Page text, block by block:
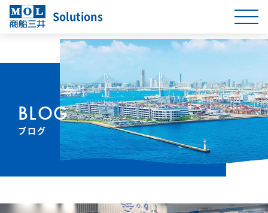
Solutions
BLOG
ブログ